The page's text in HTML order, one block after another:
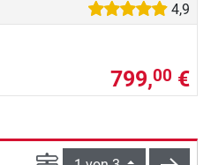
4,9
799,00 €
Seite